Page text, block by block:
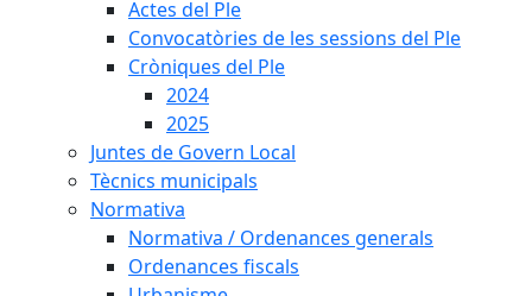
Actes del Ple
Convocatòries de les sessions del Ple
Cròniques del Ple
2024
2025
Juntes de Govern Local
Tècnics municipals
Normativa
Normativa / Ordenances generals
Ordenances fiscals